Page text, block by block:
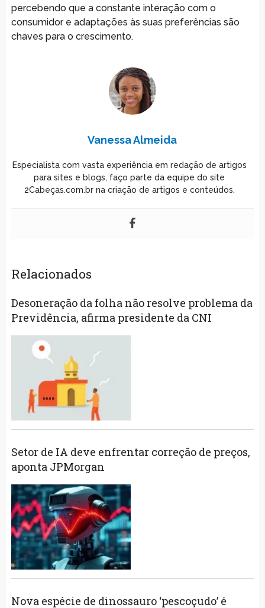
percebendo que a constante interação com o
consumidor e adaptações às suas preferências são
chaves para o crescimento.
Vanessa Almeida
Especialista com vasta experiência em redação de artigos
para sites e blogs, faço parte da equipe do site
2Cabeças.com.br na criação de artigos e conteúdos.
Relacionados
Desoneração da folha não resolve problema da
Previdência, afirma presidente da CNI
Setor de IA deve enfrentar correção de preços,
aponta JPMorgan
Nova espécie de dinossauro ‘pescoçudo’ é